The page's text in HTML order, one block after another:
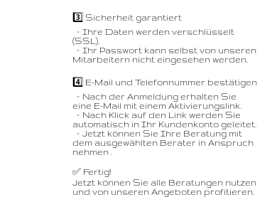
3️⃣ Sicherheit garantiert
– Ihre Daten werden verschlüsselt
(SSL).
– Ihr Passwort kann selbst von unseren
Mitarbeitern nicht eingesehen werden.
4️⃣ E-Mail und Telefonnummer bestätigen
– Nach der Anmeldung erhalten Sie
eine E-Mail mit einem Aktivierungslink.
– Nach Klick auf den Link werden Sie
automatisch in Ihr Kundenkonto geleitet.
– Jetzt können Sie Ihre Beratung mit
dem ausgewählten Berater in Anspruch
nehmen .
✅ Fertig!
Jetzt können Sie alle Beratungen nutzen
und von unseren Angeboten profitieren.